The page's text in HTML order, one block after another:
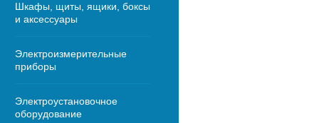
Шкафы, щиты, ящики, боксы
и аксессуары
Электроизмерительные
приборы
Электроустановочное
оборудование